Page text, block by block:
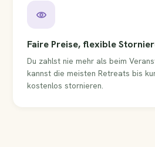
Faire Preise, flexible
Du zahlst nie mehr als beim
kannst die meisten Retreats bis
kostenlos stornieren.